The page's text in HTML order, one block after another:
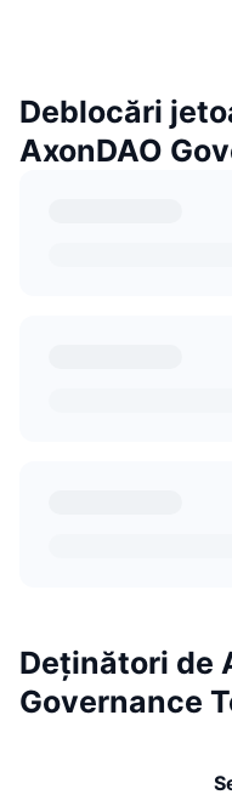
Deblocări
AxonDAO
Deținători de
Governance